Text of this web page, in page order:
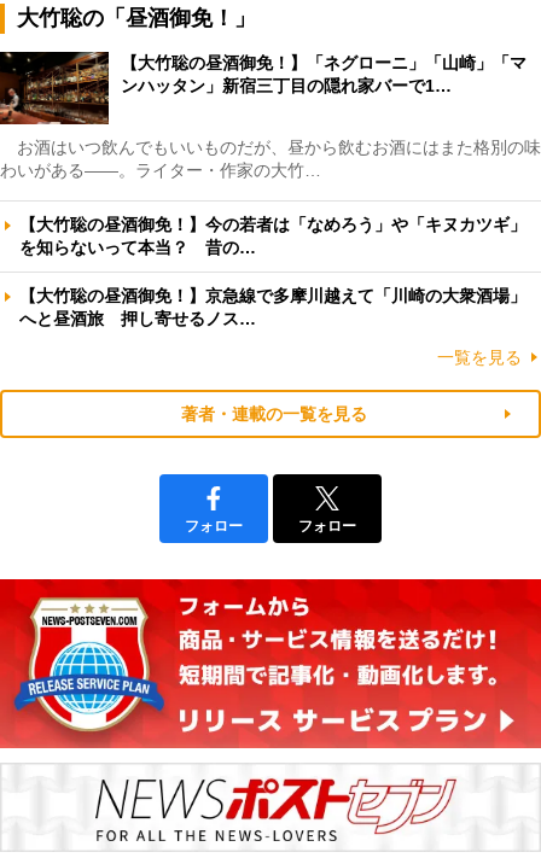
大竹聡の「昼酒御免！」
【大竹聡の昼酒御免！】「ネグローニ」「山崎」「マ
ンハッタン」新宿三丁目の隠れ家バーで1…
お酒はいつ飲んでもいいものだが、昼から飲むお酒にはまた格別の味
わいがある――。ライター・作家の大竹…
【大竹聡の昼酒御免！】今の若者は「なめろう」や「キヌカツギ」
を知らないって本当？ 昔の…
【大竹聡の昼酒御免！】京急線で多摩川越えて「川崎の大衆酒場」
へと昼酒旅 押し寄せるノス…
一覧を見る
著者・連載の一覧を見る
フォロー フォロー